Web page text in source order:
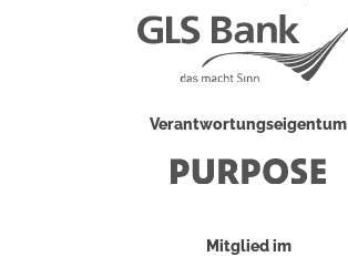
Verantwortungseigentum
Mitglied im